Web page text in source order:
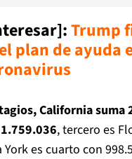
Trump
plan de ayuda
California suma
, tercero es
York es cuarto con